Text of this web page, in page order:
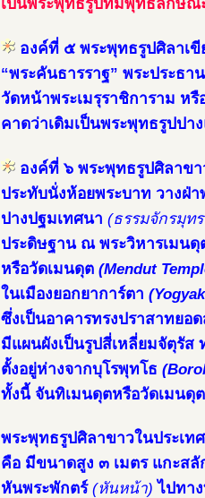
เป็นพระพุทธรูปที่มีพุทธลักษณ
องค์ที่ ๕ พระพุทธรูปศิลาเขี
“พระคันธารราฐ” พระประธ
วัดหน้าพระเมรุราชิการาม ห
คาดว่าเดิมเป็นพระพุทธรูปปา
องค์ที่ ๖ พระพุทธรูปศิลาขา
ประทับนั่งห้อยพระบาท วางฝ่
ปางปฐมเทศนา (ธรรมจักรมุทร
ประดิษฐาน ณ พระวิหารเมน
หรือวัดเมนดุต (Mendut
ในเมืองยอกยาการ์ตา
ซึ่งเป็นอาคารทรงปราสาทยอ
มีแผนผังเป็นรูปสี่เหลี่ยมจัตุรั
ตั้งอยู่ห่างจากบุโรพุทโธ
ทั้งนี้ จันทิเมนดุตหรือวัดเมนดุ
พระพุทธรูปศิลาขาวในประเ
คือ มีขนาดสูง ๓ เมตร แกะส
หันพระพักตร์ (หันหน้า) ไปทา